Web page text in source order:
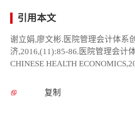
引用本文
谢立娟,廖文彬.医院管理会计体系
济,2016,(11):85-86.医院管理会计
CHINESE HEALTH
复制